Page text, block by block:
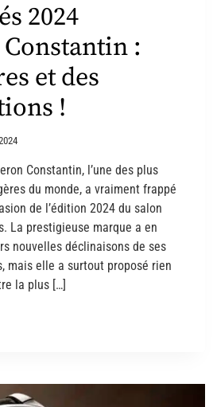
2024
:
et des
!
Constantin, l’une des plus
du monde, a vraiment frappé
de l’édition 2024 du salon
La prestigieuse marque a en
nouvelles déclinaisons de ses
mais elle a surtout proposé rien
la plus […]